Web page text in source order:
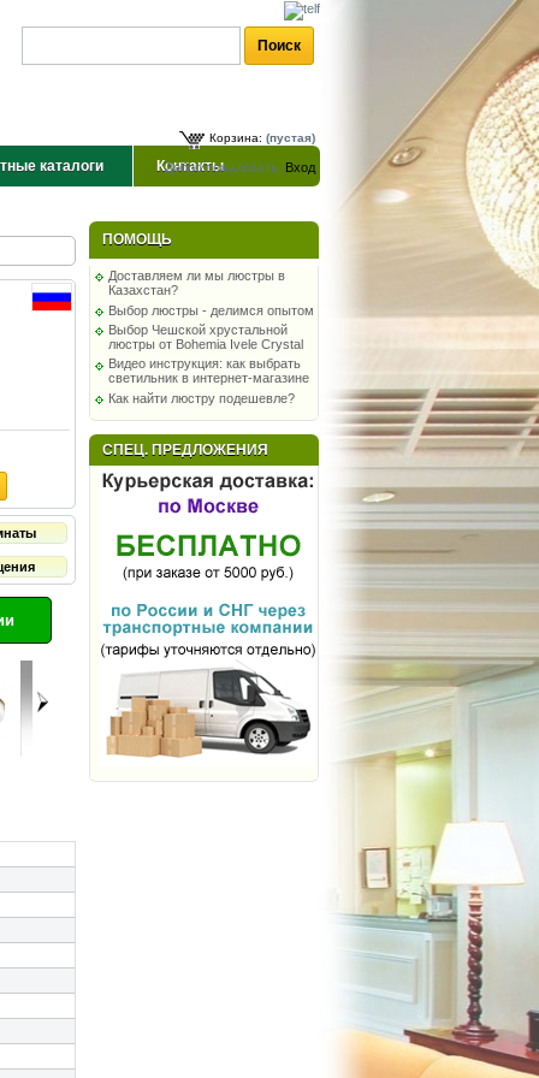
Корзина: (пустая)
Добро пожаловать, Вход
каталоги Контакты
ПОМОЩЬ
Доставляем ли мы люстры в
Казахстан?
Выбор люстры - делимся опытом
Выбор Чешской хрустальной
люстры от Bohemia Ivele Crystal
Видео инструкция: как выбрать
светильник в интернет-магазине
Как найти люстру подешевле?
СПЕЦ. ПРЕДЛОЖЕНИЯ